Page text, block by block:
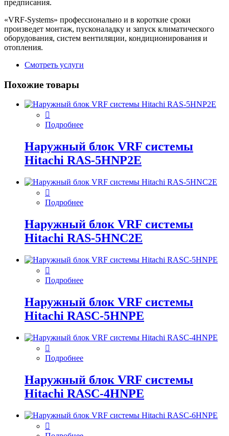
предписания.
«VRF-Systems» профессионально и в короткие сроки
произведет монтаж, пусконаладку и запуск климатического
оборудования, систем вентиляции, кондиционирования и
отопления.
Смотреть услуги
Похожие товары
Подробнее
Наружный блок VRF системы
Hitachi RAS-5HNP2E
Подробнее
Наружный блок VRF системы
Hitachi RAS-5HNC2E
Подробнее
Наружный блок VRF системы
Hitachi RASC-5HNPE
Подробнее
Наружный блок VRF системы
Hitachi RASC-4HNPE